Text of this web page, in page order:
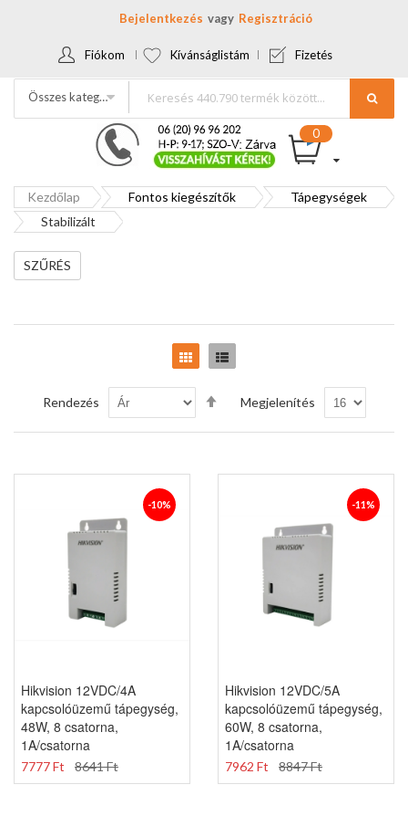
Bejelentkezés Regisztráció
Fiókom Kívánságlistám Fizetés
Összes kategória
Kezdőlap Fontos kiegészítők
Tápegységek
Stabilizált
Rács Lista
Rendezés
Csökkenő
sorrendbe
Megjelenítés
-10%
Hikvision 12VDC/4A
kapcsolóüzemű tápegység,
48W, 8 csatorna,
1A/csatorna
7777 Ft 8641 Ft
-11%
Hikvision 12VDC/5A
kapcsolóüzemű tápegység,
60W, 8 csatorna,
1A/csatorna
7962 Ft 8847 Ft
SZŰRÉS